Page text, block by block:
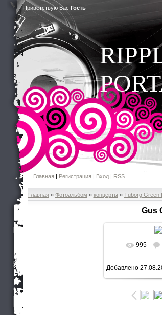
Приветствую Вас Гость
Главная| Регистрация| Вход| RSS
Главная » Фотоальбом » концерты » Tuborg Green
Gus
В
533x800/
995
Добавлено